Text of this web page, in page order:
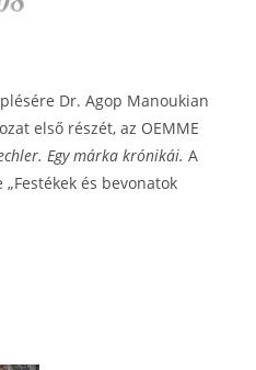
Dr. Agop Manoukian
első részét, az OEMME
Egy márka krónikái. A
és bevonatok